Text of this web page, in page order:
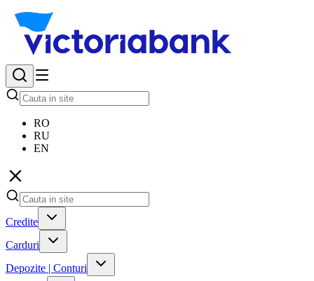
RO
RU
EN
Credite
Carduri
Depozite | Conturi